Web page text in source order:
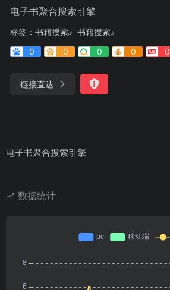
电子书聚合搜索引擎
标签： 书籍搜索
书籍搜索
0
0 0 0 0
链接直达
电子书聚合搜索引擎
数据统计